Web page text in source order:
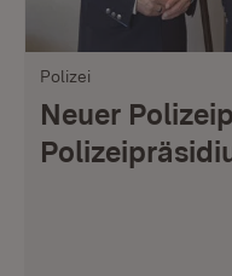
Polizei
Neuer